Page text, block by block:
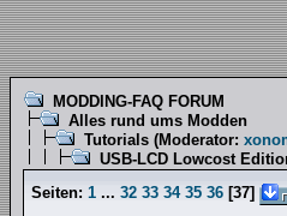
MODDING-FAQ FORUM
Alles rund ums Modden
Tutorials (Moderator:
USB-LCD Lowcost
Seiten: 1 ... 32 33 34 35 36 [37]